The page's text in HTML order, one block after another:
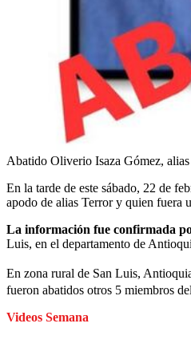
Abatido Oliverio Isaza Gómez,
En la tarde de este sábado, 22 de
apodo de alias Terror y quien fuera
La información fue confirmada
Luis, en el departamento de
En zona rural de San Luis,
fueron abatidos otros 5 miembros
Videos Semana